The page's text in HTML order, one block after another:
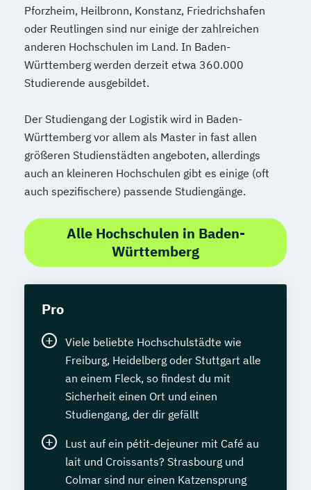
Pforzheim, Heilbronn, Konstanz, Friedrichshafen
oder Reutlingen sind nur einige der zahlreichen
anderen Hochschulen im Land. In Baden-
Württemberg werden derzeit etwa 360.000
Studierende ausgebildet.
Der Studiengang der Logistik wird in Baden-
Württemberg vor allem als Master in fast allen
größeren Studienstädten angeboten, allerdings
auch an kleineren Hochschulen gibt es einige (oft
auch spezifischere) passende Studiengänge.
Alle Hochschulen in Baden-
Württemberg
Pro
Viele beliebte Hochschulstädte wie
Freiburg, Heidelberg oder Stuttgart alle
an einem Fleck, so findest du mit
Sicherheit einen Ort und einen
Studiengang, der dir gefällt
Lust auf ein pétit-dejeuner mit Café au
lait und Croissants? Strasbourg und
Colmar sind nur einen Katzensprung